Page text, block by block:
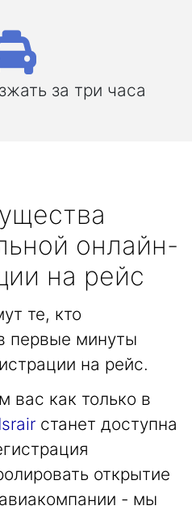
за три часа
онлайн-
на рейс
те, кто
первые минуты
на рейс.
вас как только в
Israir станет доступна
открытие
- мы